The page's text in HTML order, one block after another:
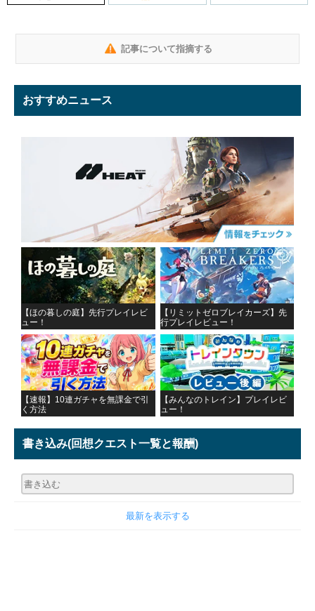
記事について指摘する
おすすめニュース
【ほの暮しの庭】先行プレイレビ
ュー！
【リミットゼロブレイカーズ】先
行プレイレビュー！
【速報】10連ガチャを無課金で引
く方法
【みんなのトレイン】プレイレビ
ュー！
書き込み(回想クエスト一覧と報酬)
最新を表示する